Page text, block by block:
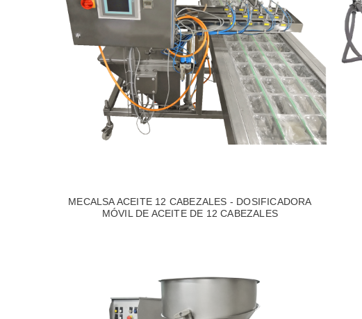
MECALSA ACEITE 12 CABEZALES - DOSIFICADORA
MÓVIL DE ACEITE DE 12 CABEZALES